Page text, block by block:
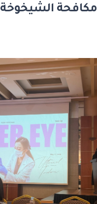
مكافحة الشيخوخة 2026